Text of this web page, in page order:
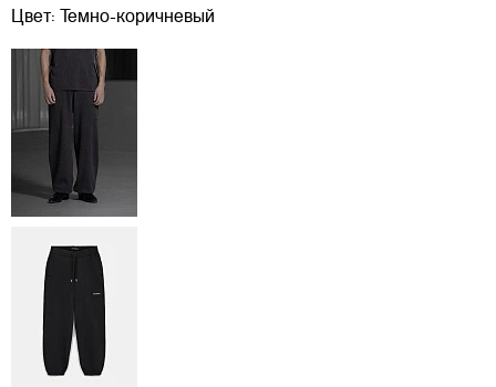
Цвет:
Темно-коричневый